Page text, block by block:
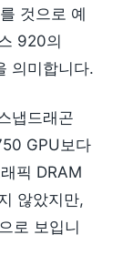
것으로 예
920의
의미합니다.
냅드래곤
GPU보다
픽 DRAM
않았지만,
로 보입니